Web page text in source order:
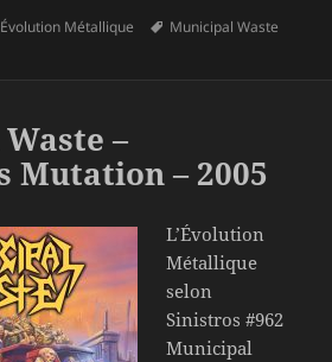
Métallique
Mots-
Municipal Waste
–
Mutation – 2005
L’Évolution
Métallique
selon
Sinistros #962
Municipal